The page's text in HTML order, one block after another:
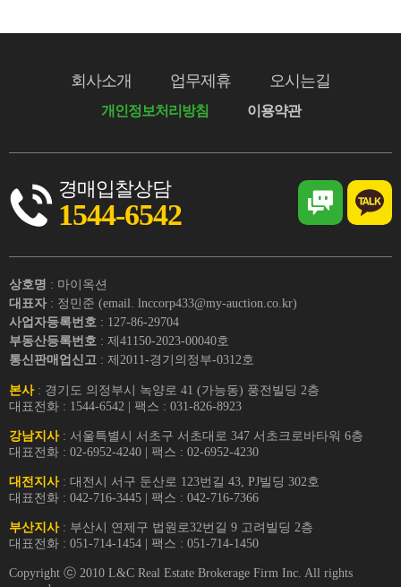
회사소개 업무제휴 오시는길
개인정보처리방침 이용약관
경매입찰상담
1544-6542
상호명 : 마이옥션
대표자 : 정민준 (email. lnccorp433@my-auction.co.kr)
사업자등록번호 : 127-86-29704
부동산등록번호 : 제41150-2023-00040호
통신판매업신고 : 제2011-경기의정부-0312호
본사: 경기도 의정부시 녹양로 41 (가능동) 풍전빌딩 2층
대표전화 : 1544-6542 | 팩스 : 031-826-8923
강남지사: 서울특별시 서초구 서초대로 347 서초크로바타워 6층
대표전화 : 02-6952-4240 | 팩스 : 02-6952-4230
대전지사: 대전시 서구 둔산로 123번길 43, PJ빌딩 302호
대표전화 : 042-716-3445 | 팩스 : 042-716-7366
부산지사: 부산시 연제구 법원로32번길 9 고려빌딩 2층
대표전화 : 051-714-1454 | 팩스 : 051-714-1450
Copyright ⓒ 2010 L&C Real Estate Brokerage Firm Inc. All rights